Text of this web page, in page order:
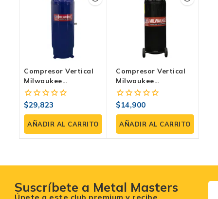
Compresor Vertical
Milwaukee
COMPE50VB | 5 HP,
120 PSI 220V / 2
Fases
0
fuera
de
5
$29,823
AÑADIR AL CARRITO
Compresor Vertical
Milwaukee
COMPE20V108 | 2 HP,
108 Litros, 120 PSI
0
fuera
de
5
$14,900
AÑADIR AL CARRITO
Suscríbete a Metal Masters
Únete a este club premium y recibe